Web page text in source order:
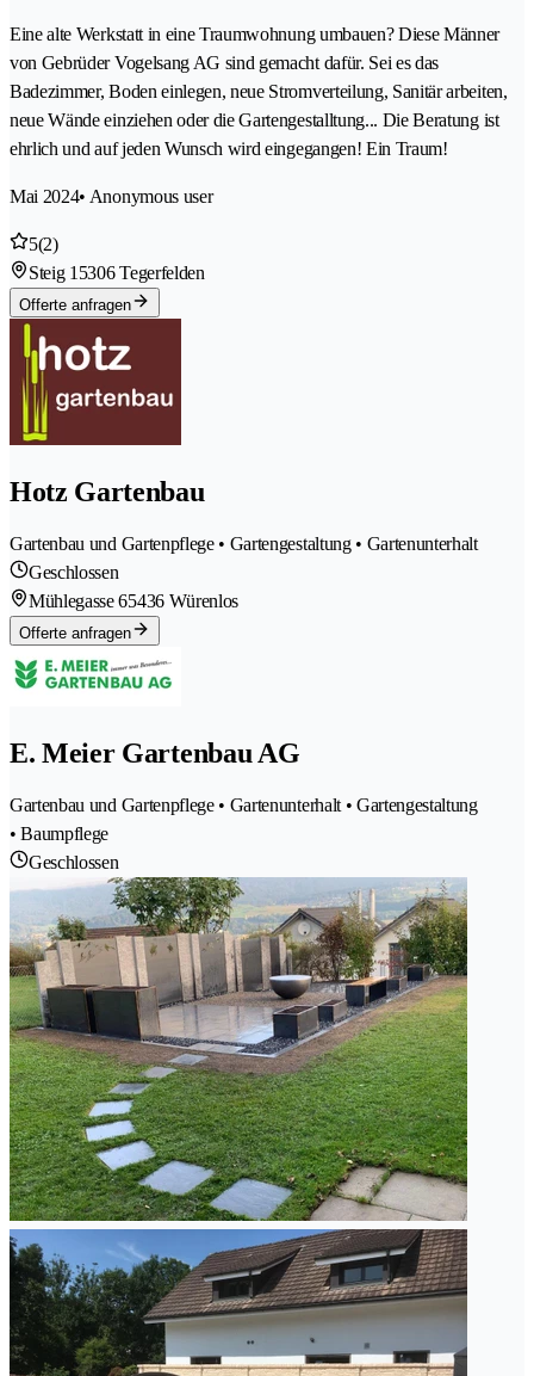
Eine alte Werkstatt in eine Traumwohnung umbauen? Diese Männer
von Gebrüder Vogelsang AG sind gemacht dafür. Sei es das
Badezimmer, Boden einlegen, neue Stromverteilung, Sanitär arbeiten,
neue Wände einziehen oder die Gartengestalltung... Die Beratung ist
ehrlich und auf jeden Wunsch wird eingegangen! Ein Traum!
Mai 2024• Anonymous user
5(2)
Steig 1 5306 Tegerfelden
Offerte anfragen
Hotz Gartenbau
Gartenbau und Gartenpflege • Gartengestaltung • Gartenunterhalt
Geschlossen
Mühlegasse 65436 Würenlos
Offerte anfragen
E. Meier Gartenbau AG
Gartenbau und Gartenpflege • Gartenunterhalt • Gartengestaltung
• Baumpflege
Geschlossen